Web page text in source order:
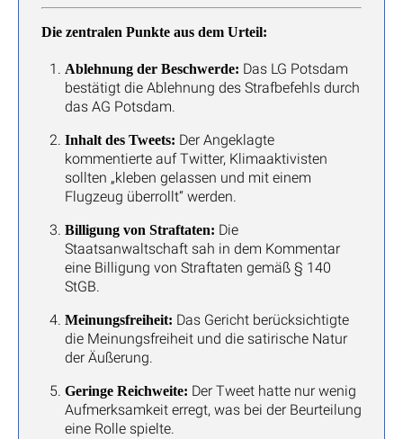
Die zentralen Punkte aus dem Urteil:
Ablehnung der Beschwerde: Das LG Potsdam
bestätigt die Ablehnung des Strafbefehls durch
das AG Potsdam.
Inhalt des Tweets: Der Angeklagte
kommentierte auf Twitter, Klimaaktivisten
sollten „kleben gelassen und mit einem
Flugzeug überrollt“ werden.
Billigung von Straftaten: Die
Staatsanwaltschaft sah in dem Kommentar
eine Billigung von Straftaten gemäß § 140
StGB.
Meinungsfreiheit: Das Gericht berücksichtigte
die Meinungsfreiheit und die satirische Natur
der Äußerung.
Geringe Reichweite: Der Tweet hatte nur wenig
Aufmerksamkeit erregt, was bei der Beurteilung
eine Rolle spielte.